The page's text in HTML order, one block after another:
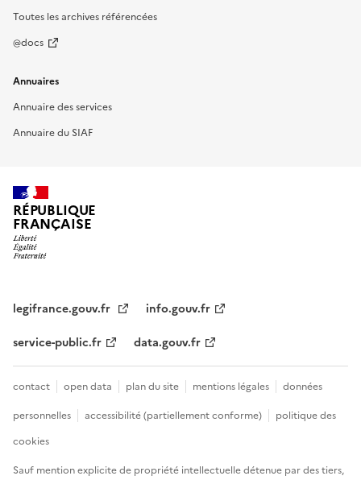
Toutes les archives référencées
@docs
Annuaires
Annuaire des services
Annuaire du SIAF
RÉPUBLIQUE
FRANÇAISE
legifrance.gouv.fr
info.gouv.fr
service-public.fr
data.gouv.fr
contact open data plan du site mentions légales
données
personnelles
accessibilité (partiellement conforme)
politique des
cookies
Sauf mention explicite de propriété intellectuelle détenue par des tiers,